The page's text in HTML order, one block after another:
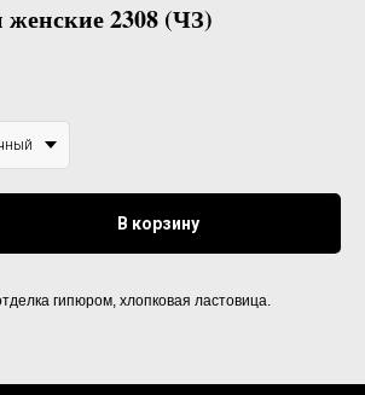
2308 (ЧЗ)
В корзину
гипюром, хлопковая ластовица.